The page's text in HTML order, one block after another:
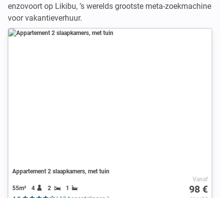
enzovoort op Likibu, ’s werelds grootste meta-zoekmachine
voor vakantieverhuur.
Appartement 2 slaapkamers, met tuin
55m² 4 2
1
Vanaf
98 €